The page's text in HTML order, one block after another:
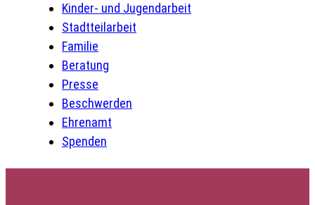
Kinder- und Jugendarbeit
Stadtteilarbeit
Familie
Beratung
Presse
Beschwerden
Ehrenamt
Spenden